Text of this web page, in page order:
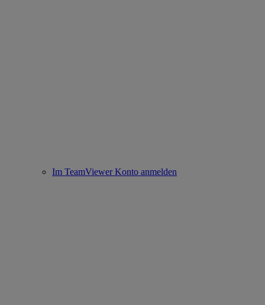
Im TeamViewer Konto anmelden